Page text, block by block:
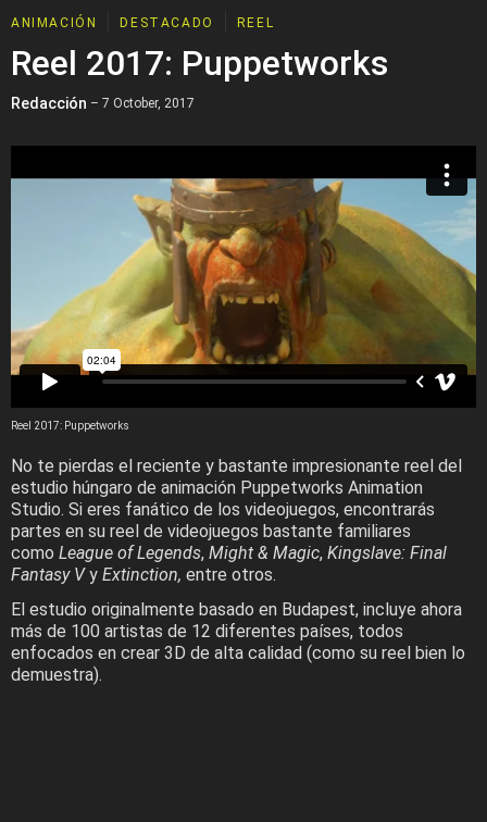
ANIMACIÓN DESTACADO REEL
Reel 2017: Puppetworks
Redacción – 7 October, 2017
Reel 2017: Puppetworks
No te pierdas el reciente y bastante impresionante reel del
estudio húngaro de animación Puppetworks Animation
Studio. Si eres fanático de los videojuegos, encontrarás
partes en su reel de videojuegos bastante familiares
como League of Legends, Might & Magic, Kingslave: Final
Fantasy Vy Extinction, entre otros.
El estudio originalmente basado en Budapest, incluye ahora
más de 100 artistas de 12 diferentes países, todos
enfocados en crear 3D de alta calidad (como su reel bien lo
demuestra).